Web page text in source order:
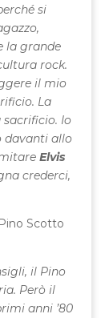
si
la grande
rock.
il mio
La
Io
davanti allo
Elvis
crederci,
Scotto
il Pino
Però il
anni ’80